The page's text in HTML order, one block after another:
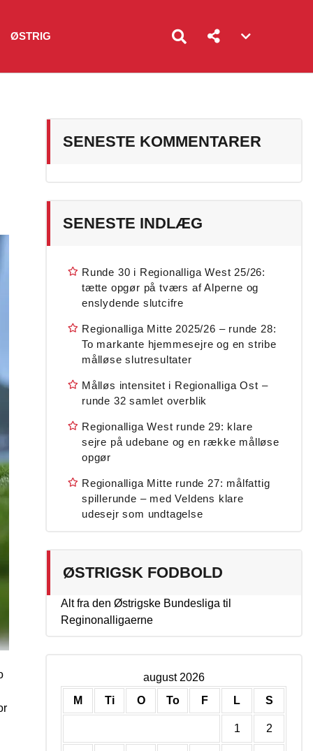
ØSTRIG
toggle
SENESTE KOMMENTARER
SENESTE INDLÆG
Runde 30 i Regionalliga West 25/26:
tætte opgør på tværs af Alperne og
enslydende slutcifre
Regionalliga Mitte 2025/26 – runde 28:
To markante hjemmesejre og en stribe
målløse slutresultater
Målløs intensitet i Regionalliga Ost –
runde 32 samlet overblik
Regionalliga West runde 29: klare
sejre på udebane og en række målløse
opgør
Regionalliga Mitte runde 27: målfattig
spillerunde – med Veldens klare
udesejr som undtagelse
ØSTRIGSK FODBOLD
Alt fra den Østrigske Bundesliga til
Reginonalligaerne
august 2026
M
Ti O To F L S
1 2